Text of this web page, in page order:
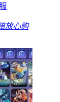
放心购